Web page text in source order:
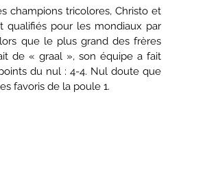
champions tricolores, Christo et
qualifiés pour les mondiaux par
que le plus grand des frères
de « graal », son équipe a fait
du nul : 4-4. Nul doute que
favoris de la poule 1.